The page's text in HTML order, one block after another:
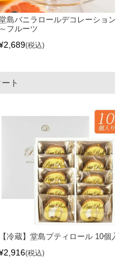
島バニラロールデコレーション
～フルーツ
2,689 税込
ト
【冷蔵】堂島プティロール 10個入
2,916 税込